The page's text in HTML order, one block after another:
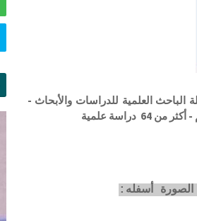
. الدكتور سيدي محمد إبراهيم - العدد 93 من مجلة الباحث العلمية للدراسات والأبحاث -
علمية